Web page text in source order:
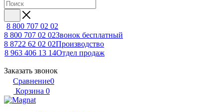
8 800 707 02 02
8 800 707 02 02Звонок бесплатный
8 8722 62 02 02Производство
8 963 406 13 14Отдел продаж
Заказать звонок
Сравнение0
Корзина 0